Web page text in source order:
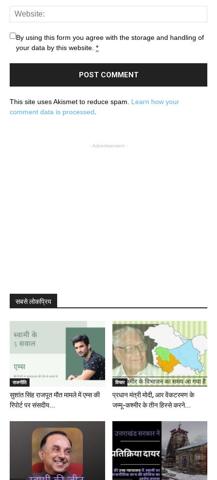
By using this form you agree with the storage and handling of
your data by this website. *
This site uses Akismet to reduce spam. Learn how your
comment data is processed
- Advertisement -
सबसे लोकप्रिय
राजनीति
सुशांत सिंह राजपूत मौत मामले में एम्स की
रिपोर्ट पर संसदीय...
विचार
प्रधान मंत्री मोदी, आर वेंकटरमण के
जम्मू-कश्मीर के तीन हिस्से करने...